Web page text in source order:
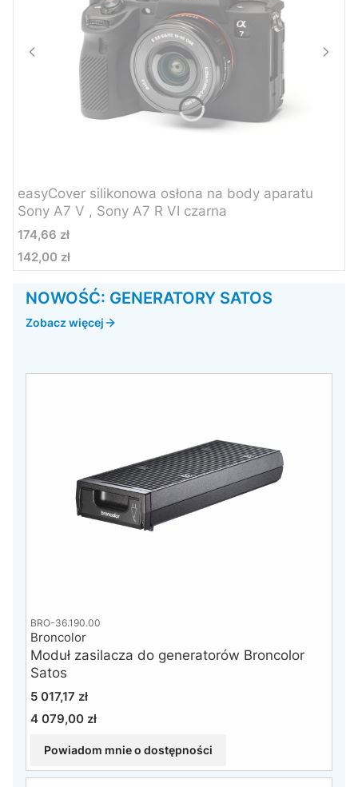
easyCover silikonowa osłona na body aparatu
Sony A7 V , Sony A7 R VI czarna
Cena
174,66 zł
Cena
142,00 zł
NOWOŚĆ: GENERATORY SATOS
Zobacz więcej
BRO-36.190.00
Moduł zasilacza do generatorów Broncolor
Satos
Broncolor
Cena
5 017,17 zł
Cena
4 079,00 zł
Powiadom mnie o dostępności